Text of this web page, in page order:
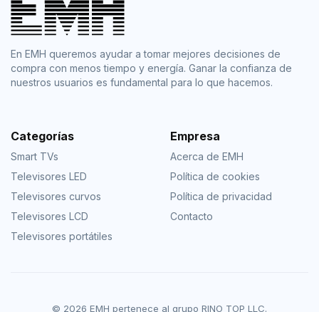
En EMH queremos ayudar a tomar mejores decisiones de
compra con menos tiempo y energía. Ganar la confianza de
nuestros usuarios es fundamental para lo que hacemos.
Categorías
Smart TVs
Televisores LED
Televisores curvos
Televisores LCD
Televisores portátiles
Empresa
Acerca de EMH
Política de cookies
Política de privacidad
Contacto
© 2026 EMH pertenece al grupo RINO TOP LLC.